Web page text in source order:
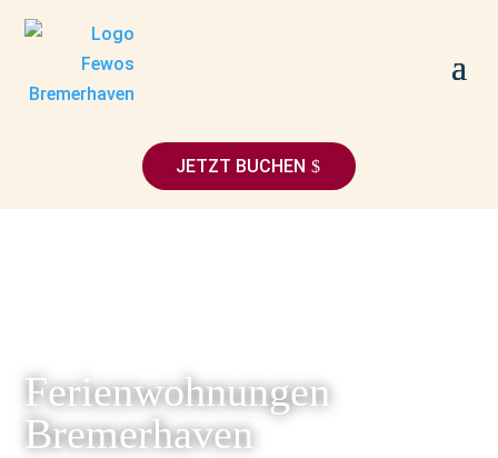
JETZT BUCHEN
Ferienwohnungen
Bremerhaven